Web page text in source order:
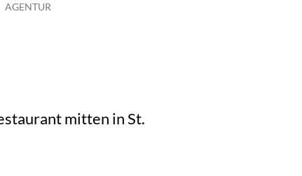
AGENTUR
mitten in St.